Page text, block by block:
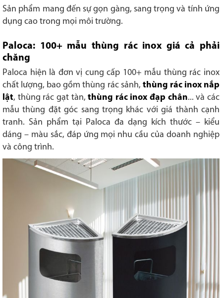
Sản phẩm mang đến sự gọn gàng, sang trọng và tính ứng
dụng cao trong mọi môi trường.
Paloca: 100+ mẫu thùng rác inox giá cả phải
chăng
Paloca hiện là đơn vị cung cấp 100+ mẫu thùng rác inox
chất lượng, bao gồm thùng rác sảnh, thùng rác inox nắp
lật, thùng rác gạt tàn,thùng rác inox đạp chân... và các
mẫu thùng đặt góc sang trọng khác với giá thành cạnh
tranh. Sản phẩm tại Paloca đa dạng kích thước – kiểu
dáng – màu sắc, đáp ứng mọi nhu cầu của doanh nghiệp
và công trình.